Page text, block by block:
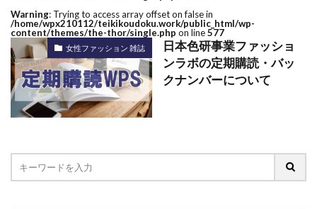
Warning: Trying to access array offset on false in
/home/wpx210112/teikikoudoku.work/public_html/wp-
content/themes/the-thor/single.php on line577
女性ファッション 雑誌
日本色研事業ファッショ
ンラボの定期購読・バッ
クナンバーについて